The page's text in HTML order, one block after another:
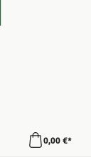
0,00 €*